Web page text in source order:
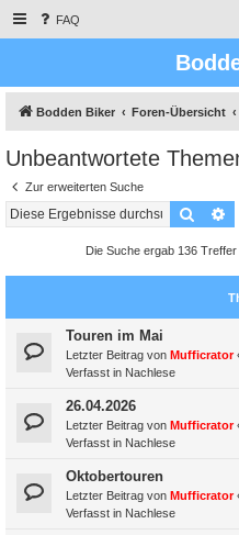
FAQ
Bodden Biker Foren-Übersicht
Unbeantwortete
Zur erweiterten Suche
Suche
Die Suche ergab 136 Treffer
Touren im Mai
Letzter Beitrag von Mufficrator
Verfasst in Nachlese
26.04.2026
Letzter Beitrag von Mufficrator
Verfasst in Nachlese
Oktobertouren
Letzter Beitrag von Mufficrator
Verfasst in Nachlese